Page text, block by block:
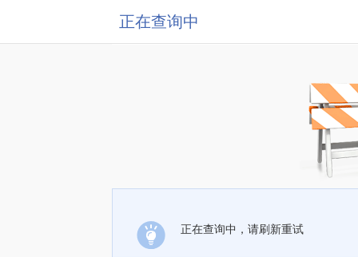
正在查询中
正在查询中，请刷新重试